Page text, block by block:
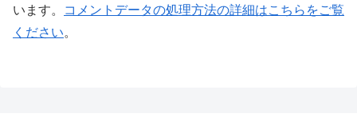
います。
コメントデータの処理方法の詳細はこちらをご覧
ください。